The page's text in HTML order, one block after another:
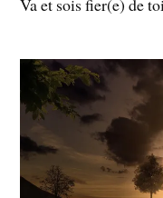
Va et sois fier(e) de